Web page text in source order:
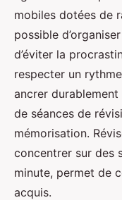
mobiles dotées de
possible
d’éviter la
respecter un
ancrer durablement
de séances de
mémorisation.
concentrer sur des
minute, permet de
acquis.